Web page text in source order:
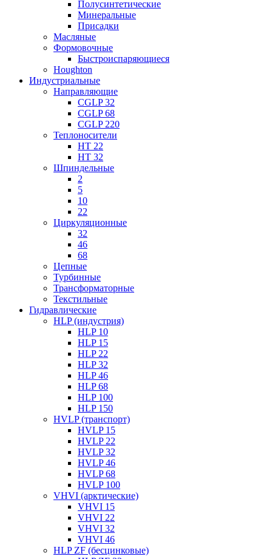
Полусинтетические
Минеральные
Присадки
Масляные
Формовочные
Быстроиспаряющиеся
Houghton
Индустриальные
Направляющие
CGLP 32
CGLP 68
CGLP 220
Теплоносители
HT 22
HT 32
Шпиндельные
2
5
10
22
Циркуляционные
32
46
68
Цепные
Турбинные
Трансформаторные
Текстильные
Гидравлические
HLP (индустрия)
HLP 10
HLP 15
HLP 22
HLP 32
HLP 46
HLP 68
HLP 100
HLP 150
HVLP (транспорт)
HVLP 15
HVLP 22
HVLP 32
HVLP 46
HVLP 68
HVLP 100
VHVI (арктические)
VHVI 15
VHVI 22
VHVI 32
VHVI 46
HLP ZF (бесцинковые)